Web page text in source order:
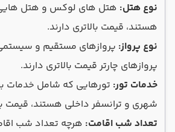
نوع هتل: هتل های لوکس و هتل
هستند، قیمت بالاتری دارند.
نوع پرواز: پروازهای مستقیم و
پروازهای چارتر قیمت بالاتری دارند.
خدمات تور: تورهایی که شامل خدمات
شهری و ترانسفر داخلی هستند، قیمت
تعداد شب اقامت: هرچه تعداد شب